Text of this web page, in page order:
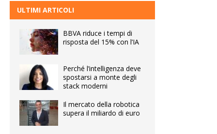
ULTIMI ARTICOLI
BBVA riduce i tempi di
risposta del 15% con l’IA
Perché l’intelligenza deve
spostarsi a monte degli
stack moderni
Il mercato della robotica
supera il miliardo di euro